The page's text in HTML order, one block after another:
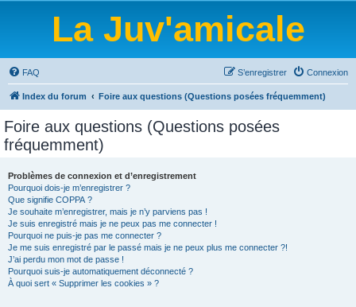
La Juv'amicale
FAQ Connexion
S’enregistrer
Index du forum Foire aux questions (Questions posées fréquemment)
Foire aux questions (Questions posées
fréquemment)
Problèmes de connexion et d’enregistrement
Pourquoi dois-je m’enregistrer ?
Que signifie COPPA ?
Je souhaite m’enregistrer, mais je n’y parviens pas !
Je suis enregistré mais je ne peux pas me connecter !
Pourquoi ne puis-je pas me connecter ?
Je me suis enregistré par le passé mais je ne peux plus me connecter ?!
J’ai perdu mon mot de passe !
Pourquoi suis-je automatiquement déconnecté ?
À quoi sert « Supprimer les cookies » ?